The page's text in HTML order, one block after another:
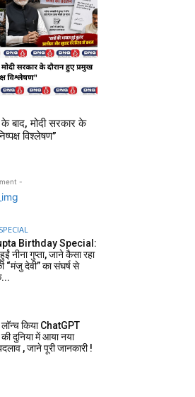
के बाद, मोदी सरकार के
विश्लेषण”
-
Birthday Special:
नीना गुप्ता, जाने कैसा रहा
“मंजु देवी” का संघर्ष से
किया ChatGPT
दुनिया में आया नया
, जाने पूरी जानकारी !